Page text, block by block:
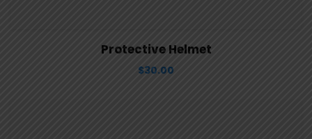
View Details Aggiungi al carrello
Protective Helmet
$30.00